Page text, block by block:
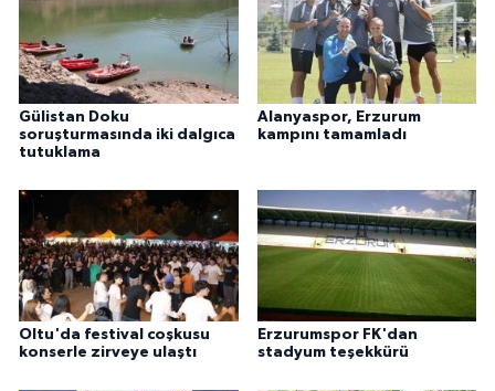
Gülistan Doku
soruşturmasında iki dalgıca
tutuklama
Alanyaspor, Erzurum
kampını tamamladı
Oltu'da festival coşkusu
konserle zirveye ulaştı
Erzurumspor FK'dan
stadyum teşekkürü